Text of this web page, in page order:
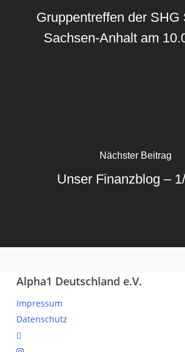
Gruppentreffen der SHG
Sachsen-Anhalt am
Nächster Beitrag
Unser Finanzblog –
Alpha1 Deutschland e.V.
Impressum
Datenschutz
linkedin